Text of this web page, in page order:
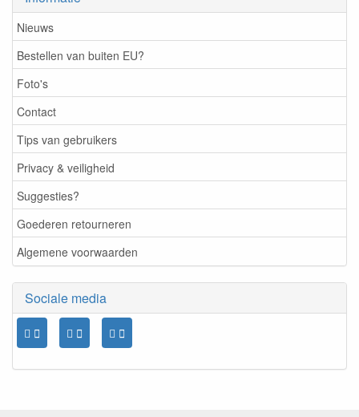
Nieuws
Bestellen van buiten EU?
Foto's
Contact
Tips van gebruikers
Privacy & veiligheid
Suggesties?
Goederen retourneren
Algemene voorwaarden
Sociale media